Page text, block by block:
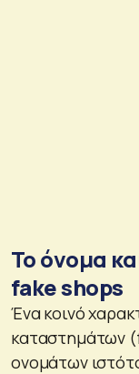
Το όνομα
fake shops
Ένα κοινό
καταστημάτων
ονομάτων